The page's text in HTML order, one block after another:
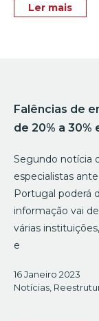
Ler mais
Falências de
de 20% a 30%
Segundo notícia
especialistas
Portugal poderá
informação vai
várias
e
16 Janeiro 2023
Notícias